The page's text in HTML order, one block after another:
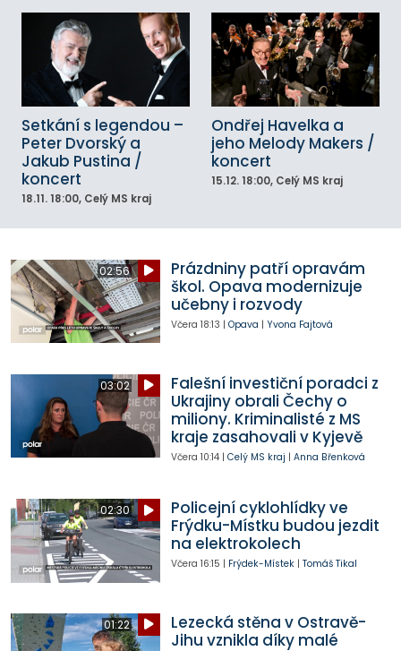
Setkání s legendou –
Peter Dvorský a
Jakub Pustina /
koncert
18.11. 18:00, Celý MS kraj
Ondřej Havelka a
jeho Melody Makers /
koncert
15.12. 18:00, Celý MS kraj
02:56
Prázdniny patří opravám
škol. Opava modernizuje
učebny i rozvody
Včera 18:13 | Opava | Yvona Fajtová
03:02
Falešní investiční poradci z
Ukrajiny obrali Čechy o
miliony. Kriminalisté z MS
kraje zasahovali v Kyjevě
Včera 10:14| Celý MS kraj | Anna Břenková
02:30
Policejní cyklohlídky ve
Frýdku-Místku budou jezdit
na elektrokolech
Včera 16:15 | Frýdek-Místek| Tomáš Tikal
01:22
Lezecká stěna v Ostravě-
Jihu vznikla díky malé